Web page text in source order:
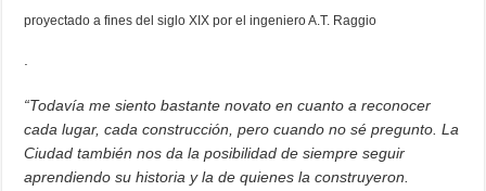
proyectado a fines del siglo XIX por el ingeniero A.T. Raggio
“Todavía me siento bastante novato en cuanto a reconocer
cada lugar, cada construcción, pero cuando no sé pregunto. La
Ciudad también nos da la posibilidad de siempre seguir
aprendiendo su historia y la de quienes la construyeron.